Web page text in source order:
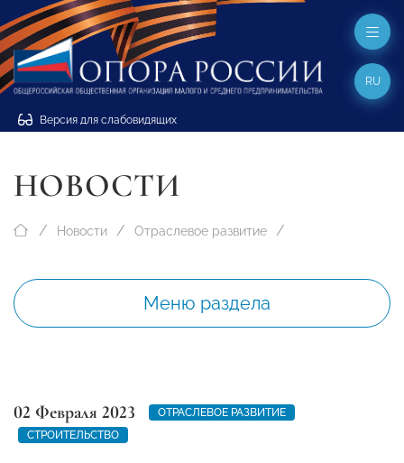
Версия для слабовидящих
RU
НОВОСТИ
Новости Отраслевое развитие
Меню раздела
02 Февраля 2023
ОТРАСЛЕВОЕ РАЗВИТИЕ
СТРОИТЕЛЬСТВО